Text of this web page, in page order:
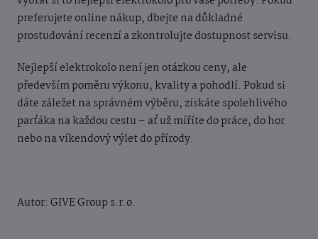
preferujete online nákup, dbejte na důkladné
prostudování recenzí a zkontrolujte dostupnost servisu.
Nejlepší elektrokolo není jen otázkou ceny, ale
především poměru výkonu, kvality a pohodlí. Pokud si
dáte záležet na správném výběru, získáte spolehlivého
parťáka na každou cestu – ať už míříte do práce, do hor
nebo na víkendový výlet do přírody.
Autor: GIVE Group s.r.o.